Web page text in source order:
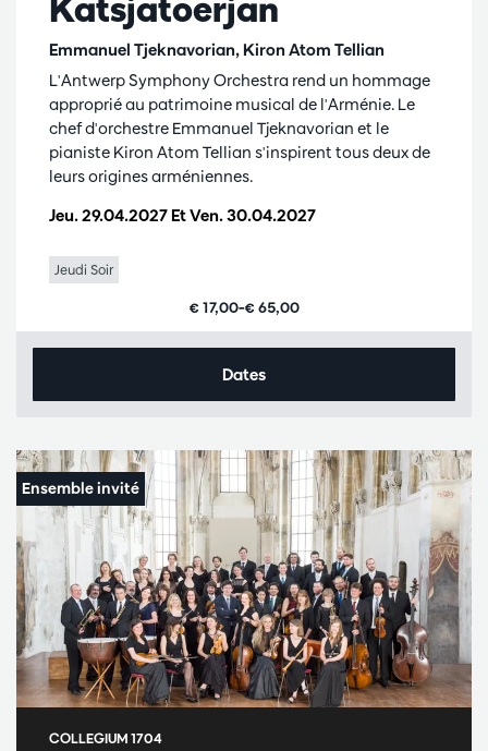
Emmanuel Tjeknavorian, Kiron Atom Tellian
Jeu. 29.04.2027 EtVen. 30.04.2027
L'Antwerp Symphony Orchestra rend un hommage
approprié au patrimoine musical de l'Arménie. Le
chef d'orchestre Emmanuel Tjeknavorian et le
pianiste Kiron Atom Tellian s'inspirent tous deux de
leurs origines arméniennes.
Jeudi Soir
€ 17,00–€ 65,00
Dates
COLLEGIUM 1704